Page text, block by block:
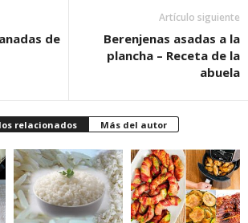
de
Artículo siguiente
Berenjenas asadas a la
plancha – Receta de la
abuela
relacionados Más del autor